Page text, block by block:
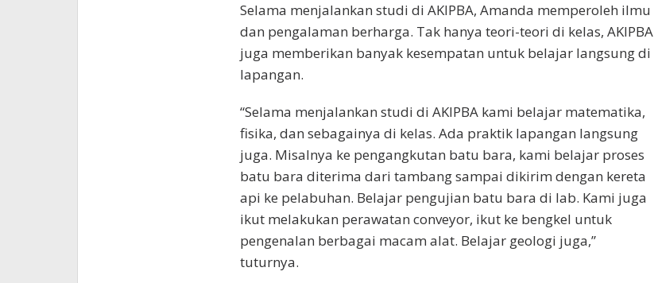
Selama menjalankan studi di AKIPBA, Amanda memperoleh ilmu
dan pengalaman berharga. Tak hanya teori-teori di kelas, AKIPBA
juga memberikan banyak kesempatan untuk belajar langsung di
lapangan.
“Selama menjalankan studi di AKIPBA kami belajar matematika,
fisika, dan sebagainya di kelas. Ada praktik lapangan langsung
juga. Misalnya ke pengangkutan batu bara, kami belajar proses
batu bara diterima dari tambang sampai dikirim dengan kereta
api ke pelabuhan. Belajar pengujian batu bara di lab. Kami juga
ikut melakukan perawatan conveyor, ikut ke bengkel untuk
pengenalan berbagai macam alat. Belajar geologi juga,”
tuturnya.